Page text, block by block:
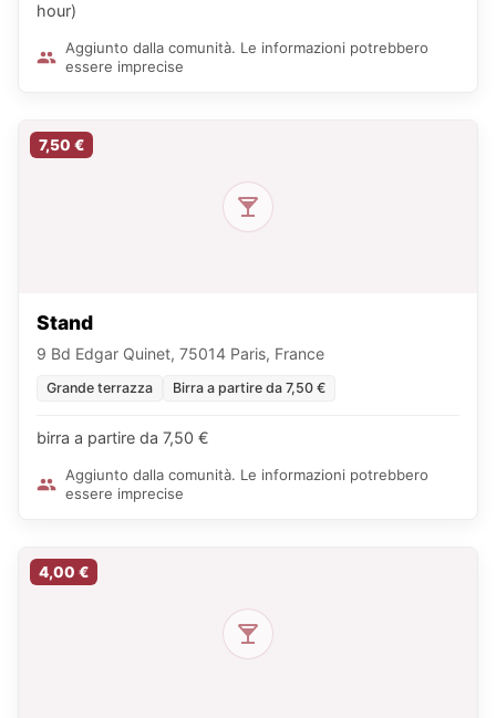
hour)
Aggiunto dalla comunità. Le informazioni potrebbero
essere imprecise
7,50 €
Stand
9 Bd Edgar Quinet, 75014 Paris, France
Grande terrazza Birra a partire da 7,50 €
birra a partire da 7,50 €
Aggiunto dalla comunità. Le informazioni potrebbero
essere imprecise
4,00 €